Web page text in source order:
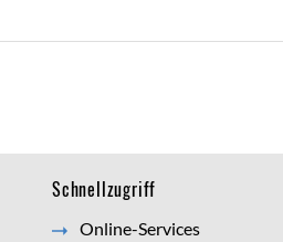
Schnellzugriff
Online-Services